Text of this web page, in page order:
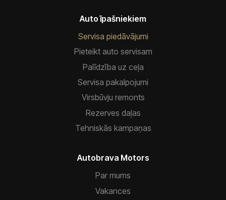
Auto īpašniekiem
Servisa piedāvājumi
Pieteikt auto servisam
Palīdzība uz ceļa
Servisa pakalpojumi
Virsbūvju remonts
Rezerves daļas
Tehniskās kampaņas
Autobrava Motors
Par mums
Vakances